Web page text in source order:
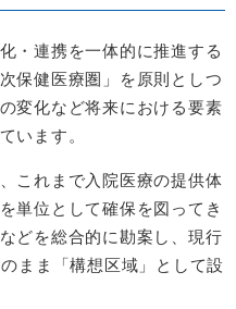
・連携を一体的に推進する
保健医療圏」を原則としつ
変化など将来における要素
います。
これまで入院医療の提供体
単位として確保を図ってき
どを総合的に勘案し、現行
まま「構想区域」として設